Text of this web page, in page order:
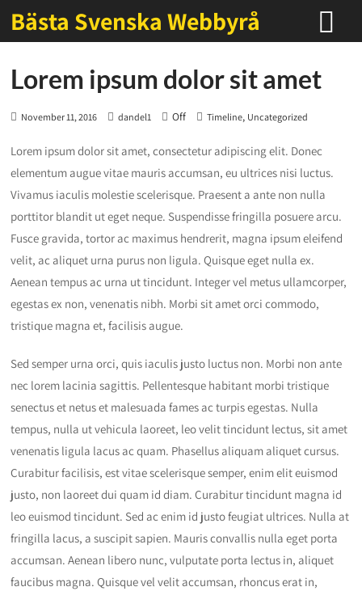
Bästa Svenska Webbyrå
Lorem ipsum dolor sit amet
November 11, 2016 dandel1 Off Timeline, Uncategorized
Lorem ipsum dolor sit amet, consectetur adipiscing elit. Donec
elementum augue vitae mauris accumsan, eu ultrices nisi luctus.
Vivamus iaculis molestie scelerisque. Praesent a ante non nulla
porttitor blandit ut eget neque. Suspendisse fringilla posuere arcu.
Fusce gravida, tortor ac maximus hendrerit, magna ipsum eleifend
velit, ac aliquet urna purus non ligula. Quisque eget nulla ex.
Aenean tempus ac urna ut tincidunt. Integer vel metus ullamcorper,
egestas ex non, venenatis nibh. Morbi sit amet orci commodo,
tristique magna et, facilisis augue.
Sed semper urna orci, quis iaculis justo luctus non. Morbi non ante
nec lorem lacinia sagittis. Pellentesque habitant morbi tristique
senectus et netus et malesuada fames ac turpis egestas. Nulla
tempus, nulla ut vehicula laoreet, leo velit tincidunt lectus, sit amet
venenatis ligula lacus ac quam. Phasellus aliquam aliquet cursus.
Curabitur facilisis, est vitae scelerisque semper, enim elit euismod
justo, non laoreet dui quam id diam. Curabitur tincidunt magna id
leo euismod tincidunt. Sed ac enim id justo feugiat ultrices. Nulla at
fringilla lacus, a suscipit sapien. Mauris convallis nulla eget porta
accumsan. Aenean libero nunc, vulputate porta lectus in, aliquet
faucibus magna. Quisque vel velit accumsan, rhoncus erat in,